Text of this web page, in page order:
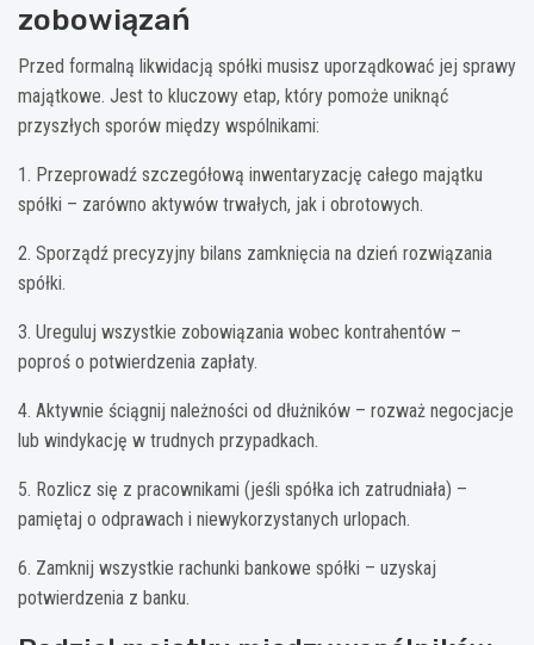
zobowiązań
Przed formalną likwidacją spółki musisz uporządkować jej sprawy
majątkowe. Jest to kluczowy etap, który pomoże uniknąć
przyszłych sporów między wspólnikami:
1. Przeprowadź szczegółową inwentaryzację całego majątku
spółki – zarówno aktywów trwałych, jak i obrotowych.
2. Sporządź precyzyjny bilans zamknięcia na dzień rozwiązania
spółki.
3. Ureguluj wszystkie zobowiązania wobec kontrahentów –
poproś o potwierdzenia zapłaty.
4. Aktywnie ściągnij należności od dłużników – rozważ negocjacje
lub windykację w trudnych przypadkach.
5. Rozlicz się z pracownikami (jeśli spółka ich zatrudniała) –
pamiętaj o odprawach i niewykorzystanych urlopach.
6. Zamknij wszystkie rachunki bankowe spółki – uzyskaj
potwierdzenia z banku.